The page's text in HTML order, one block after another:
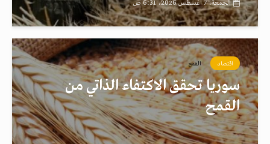
الجمعة، 7 أغسطس 2026، 6:31 ص
اقتصاد القمح
سوريا تحقق الاكتفاء الذاتي من
القمح